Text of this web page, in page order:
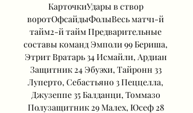
КарточкиУдары в створ
воротОфсайдыФолыВесь матч1-й
тайм2-й тайм Предварительные
составы команд Эмполи 99 Бериша,
Этрит Вратарь 34 Исмайли, Ардиан
Защитник 24 Эбуэхи, Тайронн 33
Луперто, Себастьяно 3 Пеццелла,
Джузеппе 35 Балданци, Томмазо
Полузащитник 29 Малех, Юсеф 28